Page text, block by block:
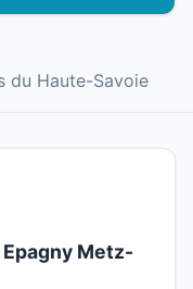
du Haute-Savoie
Metz-